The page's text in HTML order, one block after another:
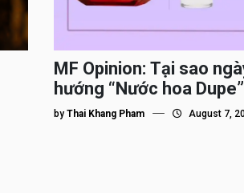
MF Opinion: Tại sao
hướng “Nước hoa
by Thai Khang Pham August 7,